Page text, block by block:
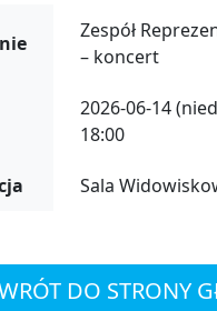
Zespół
– koncert
2026-06-14
18:00
Sala
DO STRONY